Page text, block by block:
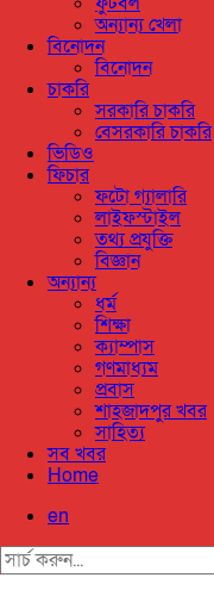
অন্যান্য খেলা
বিনোদন
বিনোদন
চাকরি
সরকারি চাকরি
বেসরকারি চাকরি
ভিডিও
ফিচার
ফটো গ্যালারি
লাইফস্টাইল
তথ্য প্রযুক্তি
বিজ্ঞান
অন্যান্য
ধর্ম
শিক্ষা
ক্যাম্পাস
গণমাধ্যম
প্রবাস
শাহজাদপুর খবর
সাহিত্য
সব খবর
Home
en